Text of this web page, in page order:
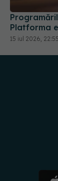
Platforma
15 iul 2026, 22:55